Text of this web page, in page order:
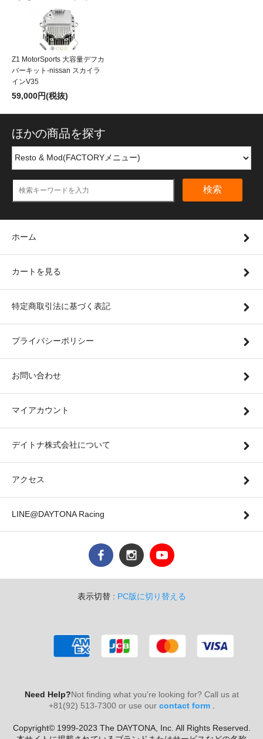
Z1 MotorSports 大容量デフカ
バーキット-nissan スカイラ
インV35
59,000円(税抜)
ほかの商品を探す
検索
ホーム
カートを見る
特定商取引法に基づく表記
プライバシーポリシー
お問い合わせ
マイアカウント
デイトナ株式会社について
アクセス
LINE@DAYTONA Racing
表示切替 : PC版に切り替える
Need Help?Not finding what you're looking for? Call us at
+81(92) 513-7300 or use our contact form.
Copyright© 1999-2023 The DAYTONA, Inc. All Rights Reserved.